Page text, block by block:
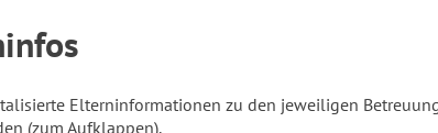
Elterninformationen zu den jeweiligen
(zum Aufklappen).